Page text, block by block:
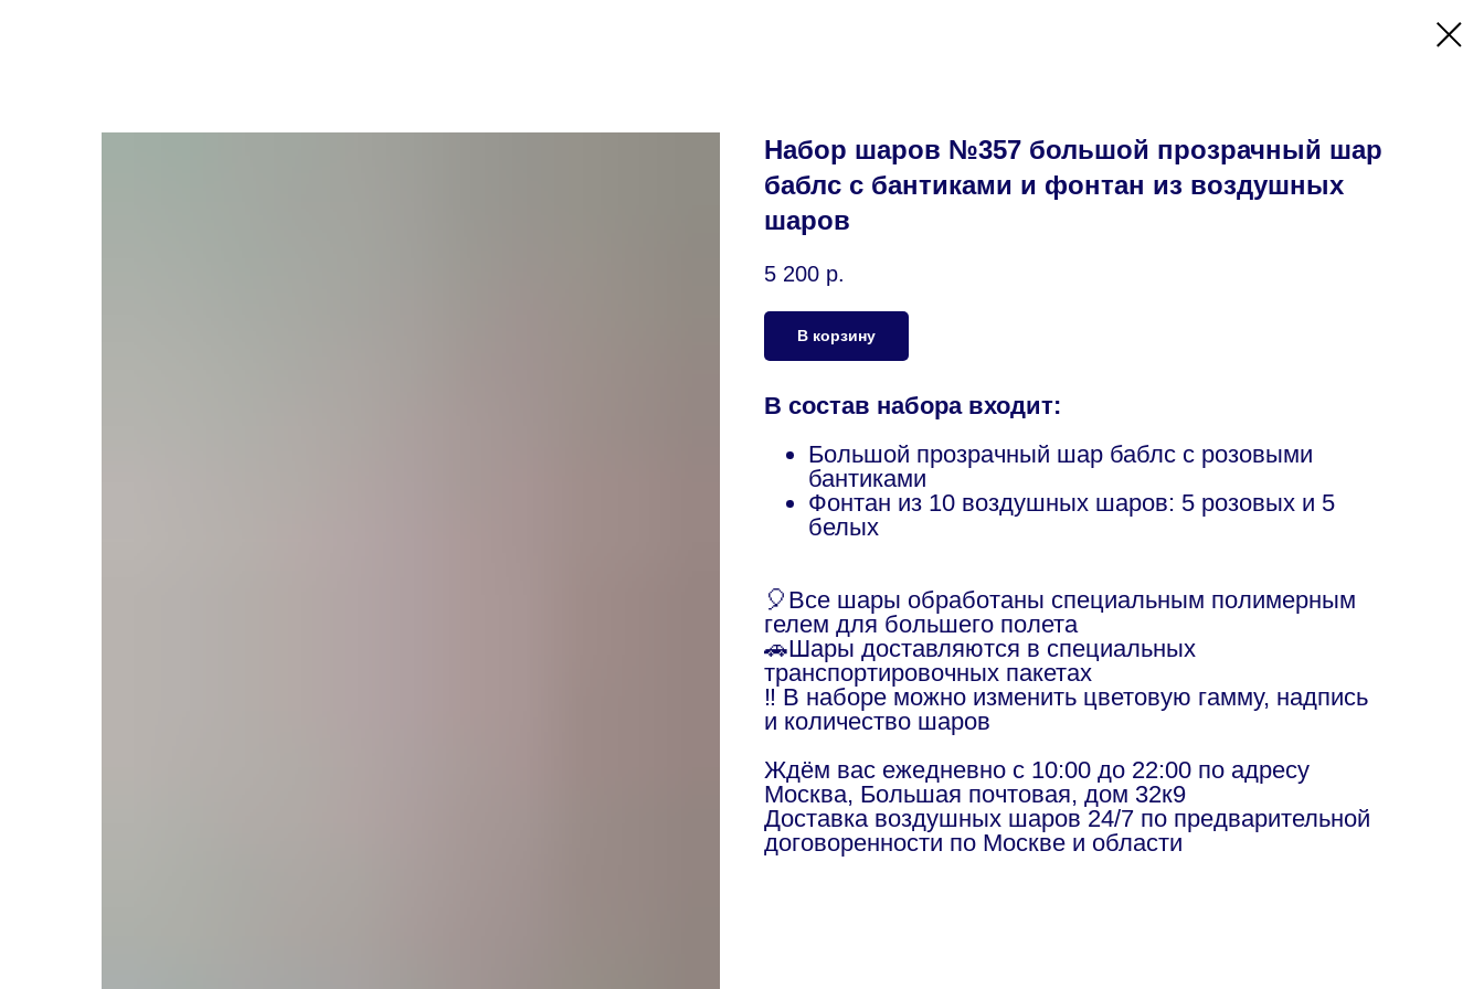
Набор шаров №357 большой прозрачный шар
баблс с бантиками и фонтан из воздушных
шаров
5 200 р.
В корзину
В состав набора входит:
Большой прозрачный шар баблс с розовыми
бантиками
Фонтан из 10 воздушных шаров: 5 розовых и 5
белых
🎈Все шары обработаны специальным полимерным
гелем для большего полета
🚗Шары доставляются в специальных
транспортировочных пакетах
‼️ В наборе можно изменить цветовую гамму, надпись
и количество шаров
Ждём вас ежедневно с 10:00 до 22:00 по адресу
Москва, Большая почтовая, дом 32к9
Доставка воздушных шаров 24/7 по предварительной
договоренности по Москве и области